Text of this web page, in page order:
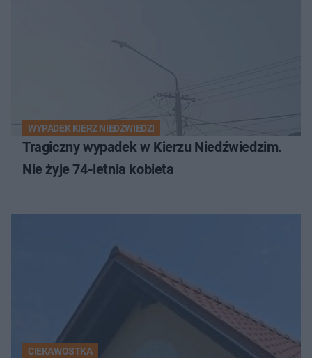
WYPADEK KIERZ NIEDŹWIEDZI
Tragiczny wypadek w Kierzu Niedźwiedzim.
Nie żyje 74-letnia kobieta
CIEKAWOSTKA